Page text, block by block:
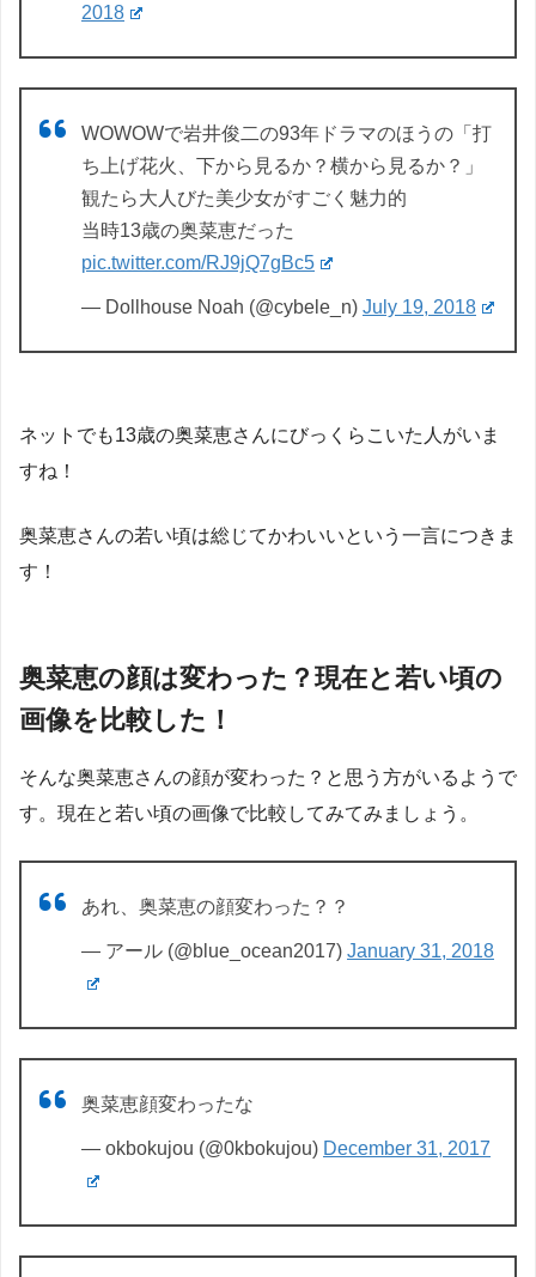
2018
WOWOWで岩井俊二の93年ドラマのほうの「打
ち上げ花火、下から見るか？横から見るか？」
観たら大人びた美少女がすごく魅力的
当時13歳の奥菜恵だった
pic.twitter.com/RJ9jQ7gBc5
— Dollhouse Noah (@cybele_n) July 19, 2018
ネットでも13歳の奥菜恵さんにびっくらこいた人がいま
すね！
奥菜恵さんの若い頃は総じてかわいいという一言につきま
す！
奥菜恵の顔は変わった？現在と若い頃の
画像を比較した！
そんな奥菜恵さんの顔が変わった？と思う方がいるようで
す。現在と若い頃の画像で比較してみてみましょう。
あれ、奥菜恵の顔変わった？？
— アール (@blue_ocean2017) January 31, 2018
奥菜恵顔変わったな
— okbokujou (@0kbokujou) December 31, 2017